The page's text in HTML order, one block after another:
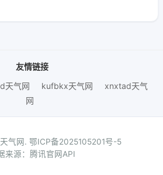
友情链接
天气网 kufbkx天气网
xnxtad天气
网
气网. 鄂ICP备2025105201号-5
来源：腾讯官网API